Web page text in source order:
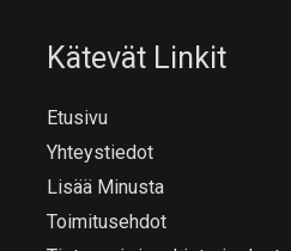
Kätevät Linkit
Etusivu
Yhteystiedot
Lisää Minusta
Toimitusehdot